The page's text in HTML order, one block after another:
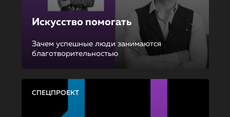
Искусство помогать
Зачем успешные люди занимаются
благотворительностью
СПЕЦПРОЕКТ